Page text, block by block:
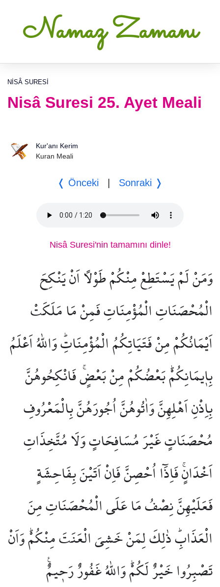
Namaz Zamanı
NISÂ SURESI
Nisâ Suresi 25. Ayet Meali
Kur'anı Kerim
Kuran Meali
❬ Önceki Sonraki ❭
Nisâ Suresi'nin tamamını dinle!
وَمَنْ لَمْ يَسْتَطِعْ مِنْكُمْ طَوْلًا اَنْ يَنْكِحَ
الْمُحْصَنَاتِ الْمُؤْمِنَاتِ فَمِنْ مَا مَلَكَتْ
اَيْمَانُكُمْ مِنْ فَتَيَاتِكُمُ الْمُؤْمِنَاتِۜ وَاللّٰهُ اَعْلَمُ
بِا۪يمَانِكُمْۜ بَعْضُكُمْ مِنْ بَعْضٍۚ فَانْكِحُوهُنَّ
بِاِذْنِ اَهْلِهِنَّ وَاٰتُوهُنَّ اُجُورَهُنَّ بِالْمَعْرُوفِ
مُحْصَنَاتٍ غَيْرَ مُسَافِحَاتٍ وَلَا مُتَّخِذَاتِ
اَخْدَانٍۚ فَاِذَٓا اُحْصِنَّ فَاِنْ اَتَيْنَ بِفَاحِشَةٍ
فَعَلَيْهِنَّ نِصْفُ مَا عَلَى الْمُحْصَنَاتِ مِنَ
الْعَذَابِۜ ذٰلِكَ لِمَنْ خَشِيَ الْعَنَتَ مِنْكُمْۜ وَاَنْ
تَصْبِرُوا خَيْرٌ لَكُمْۜ وَاللّٰهُ غَفُورٌ رَح۪يمٌ۟